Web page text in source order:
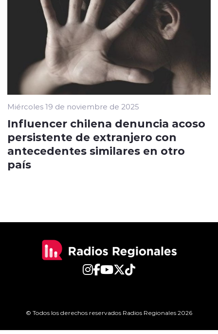
Miércoles 19 de noviembre de 2025
Influencer chilena denuncia acoso
persistente de extranjero con
antecedentes similares en otro
país
© Todos los derechos reservados Radios Regionales 2026